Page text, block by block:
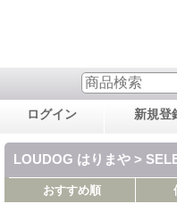
ログイン 新規登
LOUDOG はりまや >
おすすめ順